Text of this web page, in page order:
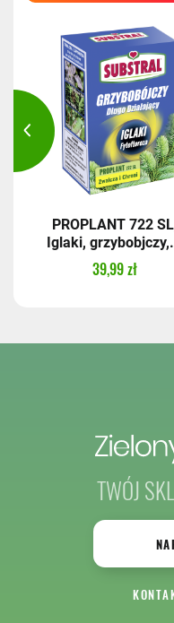
PROPLANT 722
Iglaki,
39,99 zł
TWÓJ